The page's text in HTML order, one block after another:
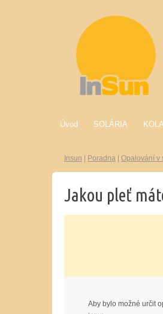
Úvod SOLÁRIA
Insun Poradna Opalování v
Jakou pleť
Aby bylo možné určit